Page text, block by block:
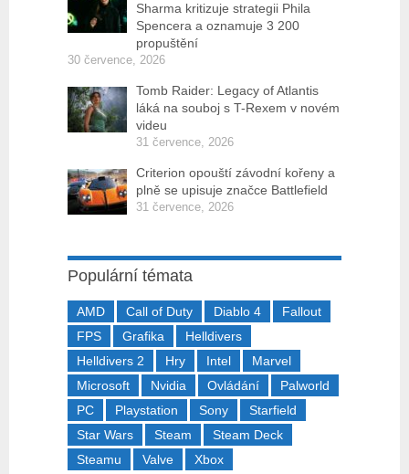
Sharma kritizuje strategii Phila
Spencera a oznamuje 3 200
propuštění
30 července, 2026
Tomb Raider: Legacy of Atlantis
láká na souboj s T-Rexem v novém
videu
31 července, 2026
Criterion opouští závodní kořeny a
plně se upisuje značce Battlefield
31 července, 2026
Populární témata
AMD Call of Duty Diablo 4
Fallout
FPS
Grafika
Helldivers
Helldivers 2
Hry Intel
Marvel
Microsoft
Nvidia Ovládání
Palworld
PC
Playstation Sony
Starfield
Star Wars
Steam
Steam Deck
Steamu
Valve Xbox